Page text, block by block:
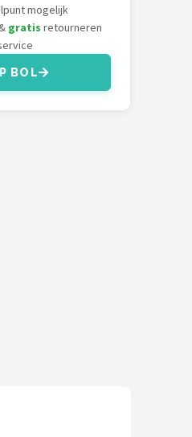
mogelijk
gratis retourneren
BOL